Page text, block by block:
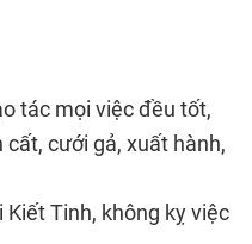
tác mọi việc đều tốt,
cưới gả, xuất hành,
Kiết Tinh, không kỵ việc